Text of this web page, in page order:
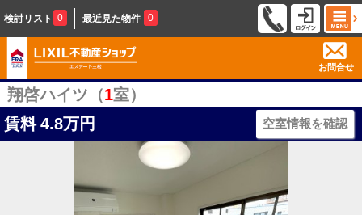
検討リスト 0 最近見た物件 0
お問合せ
翔啓ハイツ（1室）
賃料 4.8万円 空室情報を確認